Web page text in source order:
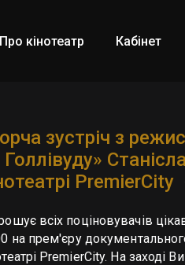
Про кінотеатр Кабінет
зустріч з
PremierCity
всіх поціновувачів
на прем'єру
PremierCity. На заході